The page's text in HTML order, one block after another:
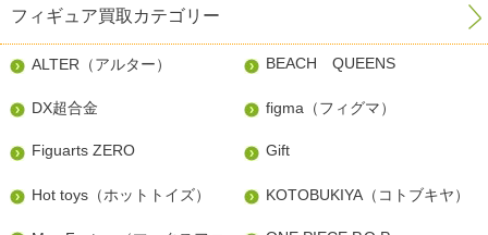
フィギュア買取カテゴリー
ALTER（アルター） BEACH QUEENS
DX超合金 figma（フィグマ）
Figuarts ZERO Gift
Hot toys（ホットトイズ） KOTOBUKIYA（コトブキヤ）